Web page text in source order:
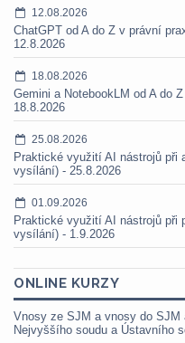
12.08.2026
ChatGPT od A do Z v právní
12.8.2026
18.08.2026
Gemini a NotebookLM od A do
18.8.2026
25.08.2026
Praktické využití AI nástrojů při
vysílání) - 25.8.2026
01.09.2026
Praktické využití AI nástrojů při
vysílání) - 1.9.2026
ONLINE KURZY
Vnosy ze SJM a vnosy do
Nejvyššího soudu a Ústavního